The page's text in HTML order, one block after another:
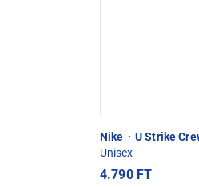
Nike · U Strike
Unisex
4.790 FT